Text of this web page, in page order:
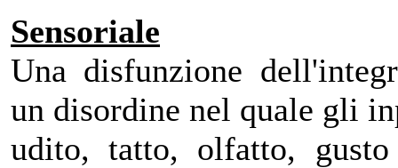
Sensoriale
Una disfunzione
un disordine nel quale gli
udito, tatto, olfatto,